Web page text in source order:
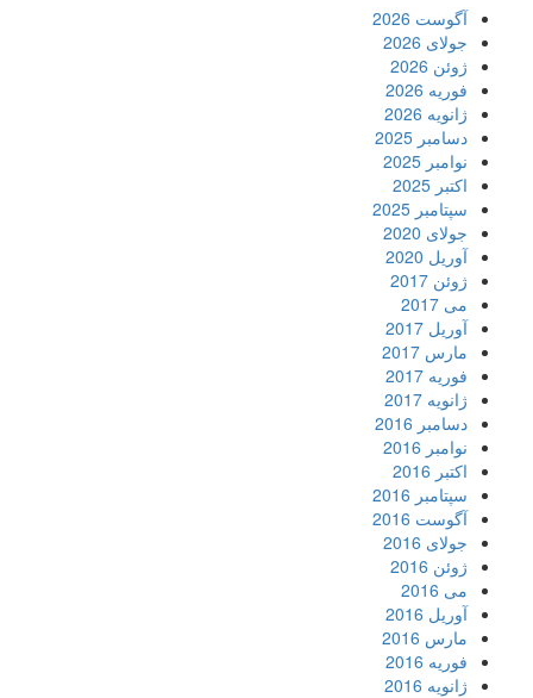
آگوست 2026
جولای 2026
ژوئن 2026
فوریه 2026
ژانویه 2026
دسامبر 2025
نوامبر 2025
اکتبر 2025
سپتامبر 2025
جولای 2020
آوریل 2020
ژوئن 2017
می 2017
آوریل 2017
مارس 2017
فوریه 2017
ژانویه 2017
دسامبر 2016
نوامبر 2016
اکتبر 2016
سپتامبر 2016
آگوست 2016
جولای 2016
ژوئن 2016
می 2016
آوریل 2016
مارس 2016
فوریه 2016
ژانویه 2016